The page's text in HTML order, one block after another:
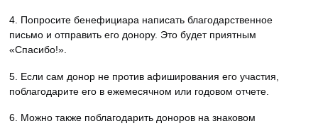
4. Попросите бенефициара написать благодарственное
письмо и отправить его донору. Это будет приятным
«Спасибо!».
5. Если сам донор не против афиширования его участия,
поблагодарите его в ежемесячном или годовом отчете.
6. Можно также поблагодарить доноров на знаковом